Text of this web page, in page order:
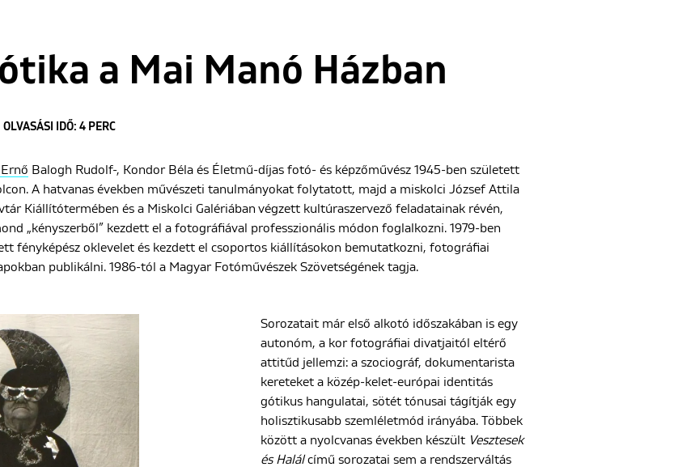
a Mai Manó Házban
OLVASÁSI IDŐ: 4 PERC
Balogh Rudolf-, Kondor Béla és Életmű-díjas fotó- és képzőművész 1945-ben született
A hatvanas években művészeti tanulmányokat folytatott, majd a miskolci József Attila
Kiállítótermében és a Miskolci Galériában végzett kultúraszervező feladatainak révén,
„kényszerből” kezdett el a fotográfiával professzionális módon foglalkozni. 1979-ben
fényképész oklevelet és kezdett el csoportos kiállításokon bemutatkozni, fotográfiai
publikálni. 1986-tól a Magyar Fotóművészek Szövetségének tagja.
Sorozatait már első alkotó időszakában is egy
autonóm, a kor fotográfiai divatjaitól eltérő
attitűd jellemzi: a szociográf, dokumentarista
kereteket a közép-kelet-európai identitás
gótikus hangulatai, sötét tónusai tágítják egy
holisztikusabb szemléletmód irányába. Többek
között a nyolcvanas években készült Vesztesek
és Halálcímű sorozatai sem a rendszerváltás